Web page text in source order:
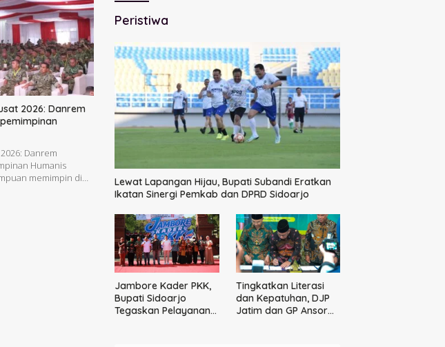
2026: Danrem
Danrem
Humanis
memimpin di…
Peristiwa
Lewat Lapangan Hijau, Bupati Subandi Eratkan
Ikatan Sinergi Pemkab dan DPRD Sidoarjo
Jambore Kader PKK,
Bupati Sidoarjo
Tegaskan Pelayanan
Tingkatkan Literasi
dan Kepatuhan, DJP
Jatim dan GP Ansor